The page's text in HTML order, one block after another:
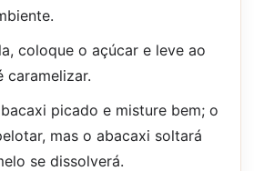
coloque o açúcar e leve ao
caramelizar.
picado e misture bem; o
mas o abacaxi soltará
se dissolverá.